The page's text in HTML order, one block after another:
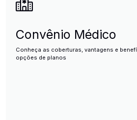
Convênio Médico
Conheça as coberturas, vantagens e
opções de planos